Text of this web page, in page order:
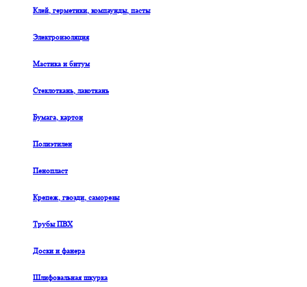
Клей, герметики, компаунды, пасты
Электроизоляция
Мастика и битум
Стеклоткань, лакоткань
Бумага, картон
Полиэтилен
Пенопласт
Крепеж, гвозди, саморезы
Трубы ПВХ
Доски и фанера
Шлифовальная шкурка